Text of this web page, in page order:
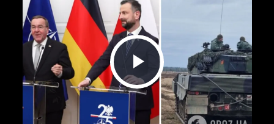
Play Video